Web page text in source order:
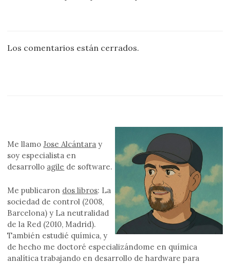
Los comentarios están cerrados.
Me llamoJose Alcántara y
soy especialista en
desarrollo agile de software.
Me publicaron dos libros: La
sociedad de control (2008,
Barcelona) y La neutralidad
de la Red (2010, Madrid).
También estudié química, y
de hecho me doctoré especializándome en química
analítica trabajando en desarrollo de hardware para